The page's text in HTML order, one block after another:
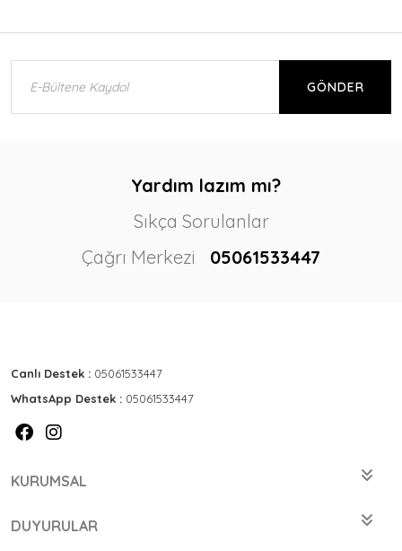
GÖNDER
Yardım lazım mı?
Sıkça Sorulanlar
Çağrı Merkezi
05061533447
Canlı Destek : 05061533447
WhatsApp Destek : 05061533447
KURUMSAL
DUYURULAR